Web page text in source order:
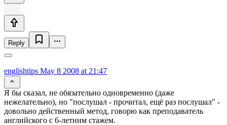
Reply
englishtips May 8 2008 at 21:47
Я бы сказал, не обязательно одновременно (даже
нежелательно), но "послушал - прочитал, ещё раз послушал" -
довольно действенный метод, говорю как преподаватель
английского с 6-летним стажем.